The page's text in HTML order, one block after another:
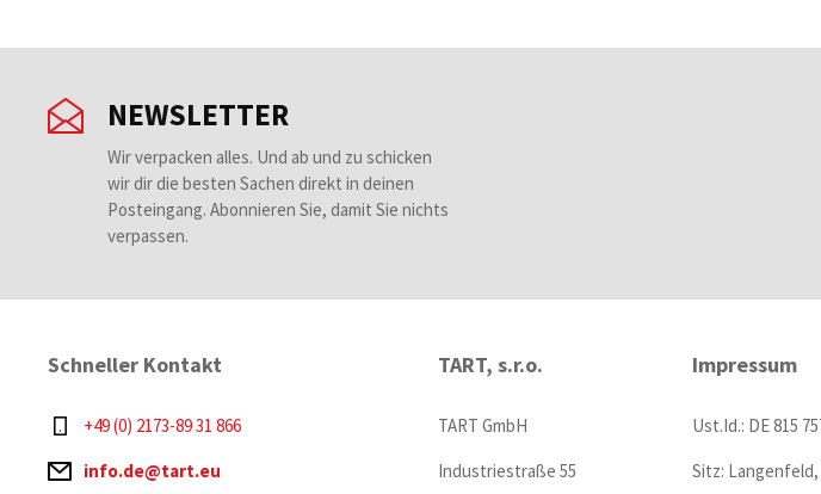
NEWSLETTER
Wir verpacken alles. Und ab und zu schicken
wir dir die besten Sachen direkt in deinen
Posteingang. Abonnieren Sie, damit Sie nichts
verpassen.
Schneller Kontakt
+49 (0) 2173-89 31 866
info.de@tart.eu
TART, s.r.o.
TART GmbH
Industriestraße 55
Impressum
Ust.Id.: DE 815
Sitz: Langenfeld,